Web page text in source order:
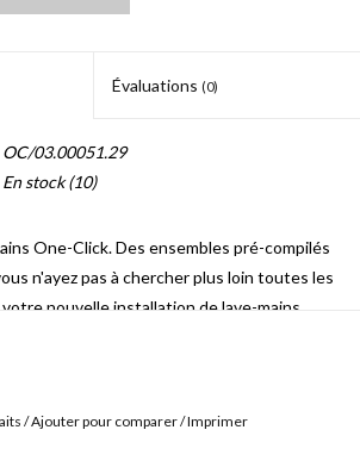
Évaluations (0)
OC/03.00051.29
En stock(10)
One-Click.Des ensembles pré-compilés
n'ayez pas à chercher plus loin toutes les
nouvelle installation de lave-mains.
/Ajouter pour comparer/Imprimer